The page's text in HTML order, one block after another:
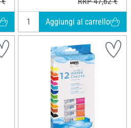
Aggiungi al carrello